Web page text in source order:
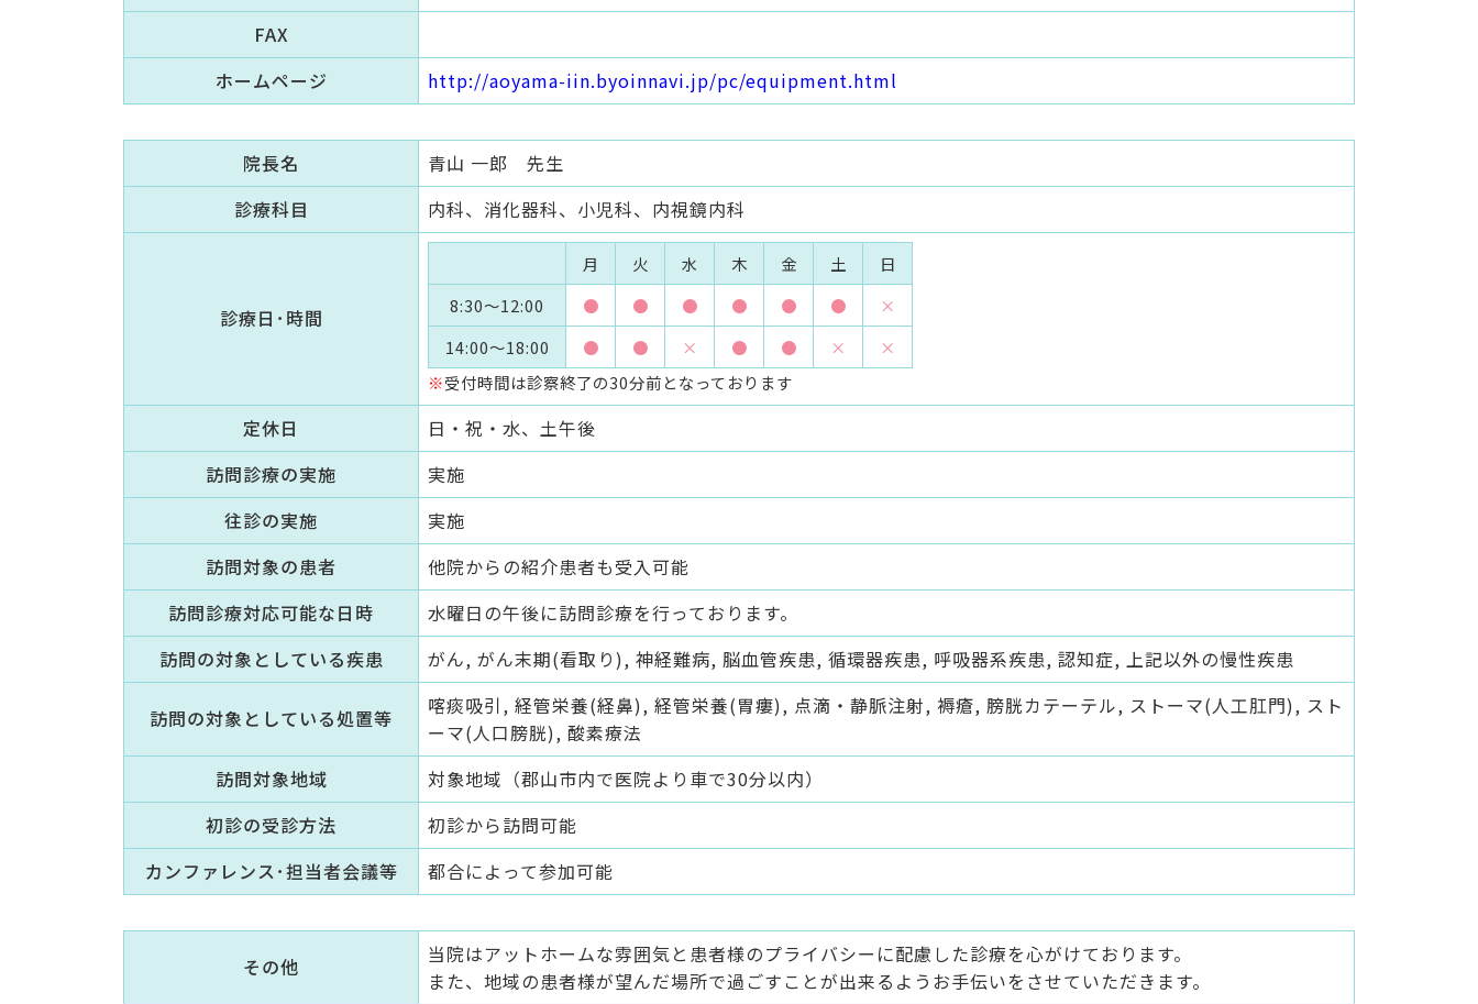
FAX
ホームページ
http://aoyama-iin.byoinnavi.jp/pc/equipment.html
院長名
青山 一郎 先生
診療科目
内科、消化器科、小児科、内視鏡内科
診療日･時間
月 火 水 木 金 土
日
8:30～12:00
● ● ● ● ● ●
×
14:00～18:00
● ● × ● ● ×
×
※受付時間は診察終了の30分前となっております
定休日
日・祝・水、土午後
訪問診療の実施
実施
往診の実施
実施
訪問対象の患者
他院からの紹介患者も受入可能
訪問診療対応可能な日時
水曜日の午後に訪問診療を行っております。
訪問の対象としている疾患
がん, がん末期(看取り), 神経難病, 脳血管疾患, 循環器疾患, 呼吸器系疾患, 認知症, 上記以外の慢性疾患
訪問の対象としている処置等
喀痰吸引, 経管栄養(経鼻), 経管栄養(胃瘻), 点滴・静脈注射, 褥瘡, 膀胱カテーテル, ストーマ(人工肛門), スト
ーマ(人口膀胱), 酸素療法
訪問対象地域
対象地域（郡山市内で医院より車で30分以内）
初診の受診方法
初診から訪問可能
カンファレンス･担当者会議等
都合によって参加可能
その他
当院はアットホームな雰囲気と患者様のプライバシーに配慮した診療を心がけております。
また、地域の患者様が望んだ場所で過ごすことが出来るようお手伝いをさせていただきます。